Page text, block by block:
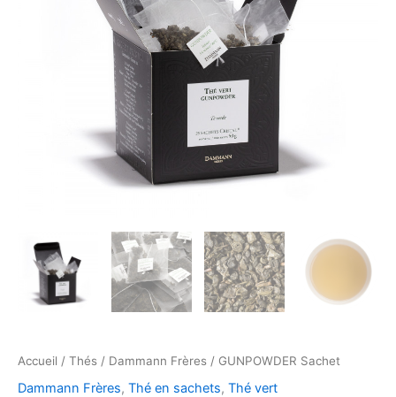
Accueil / Thés / Dammann Frères / GUNPOWDER Sachet
Dammann Frères, Thé en sachets, Thé vert